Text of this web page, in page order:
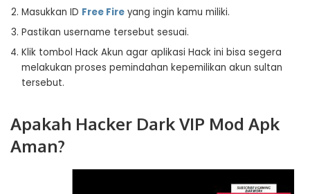
Masukkan ID Free Fire yang ingin kamu miliki.
Pastikan username tersebut sesuai.
Klik tombol Hack Akun agar aplikasi Hack ini bisa segera
melakukan proses pemindahan kepemilikan akun sultan
tersebut.
Apakah Hacker Dark VIP Mod Apk
Aman?